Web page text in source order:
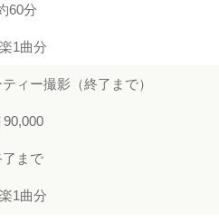
60分
1曲分
ィー撮影（終了まで）
90,000
了まで
1曲分